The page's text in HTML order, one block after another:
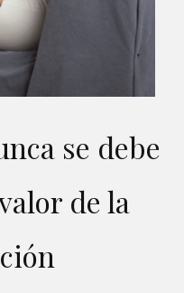
se debe
de la